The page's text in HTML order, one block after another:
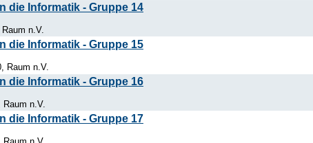
die Informatik - Gruppe 14
n.V.
die Informatik - Gruppe 15
Raum n.V.
die Informatik - Gruppe 16
n.V.
die Informatik - Gruppe 17